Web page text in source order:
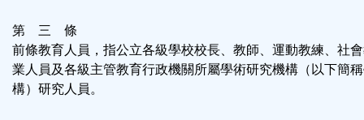
第 三 條
前條教育人員，指公立各級學校校長、教師、運動教練、社
業人員及各級主管教育行政機關所屬學術研究機構（以下簡
構）研究人員。